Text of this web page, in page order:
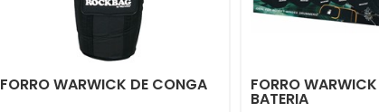
FORRO WARWICK DE CONGA FORRO
BATERIA